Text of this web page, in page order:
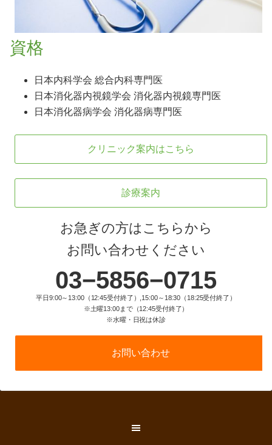
資格
日本内科学会 総合内科専門医
日本消化器内視鏡学会 消化器内視鏡専門医
日本消化器病学会 消化器病専門医
クリニック案内はこちら
診療案内
お急ぎの方はこちらから
お問い合わせください
03−5856−0715
平日9:00～13:00（12:45受付終了）,15:00～18:30（18:25受付終了）
※土曜13:00まで（12:45受付終了）
※水曜・日祝は休診
お問い合わせ